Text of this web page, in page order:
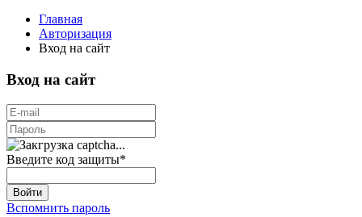
Главная
Авторизация
Вход на сайт
Вход на сайт
Введите код защиты*
Войти
Вспомнить пароль